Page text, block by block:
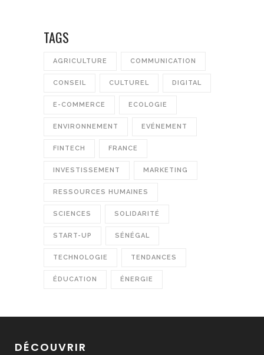
TAGS
AGRICULTURE COMMUNICATION
CONSEIL CULTUREL DIGITAL
E-COMMERCE ECOLOGIE
ENVIRONNEMENT EVÉNEMENT
FINTECH FRANCE
INVESTISSEMENT MARKETING
RESSOURCES HUMAINES
SCIENCES SOLIDARITÉ
START-UP SÉNÉGAL
TECHNOLOGIE TENDANCES
ÉDUCATION ÉNERGIE
DÉCOUVRIR